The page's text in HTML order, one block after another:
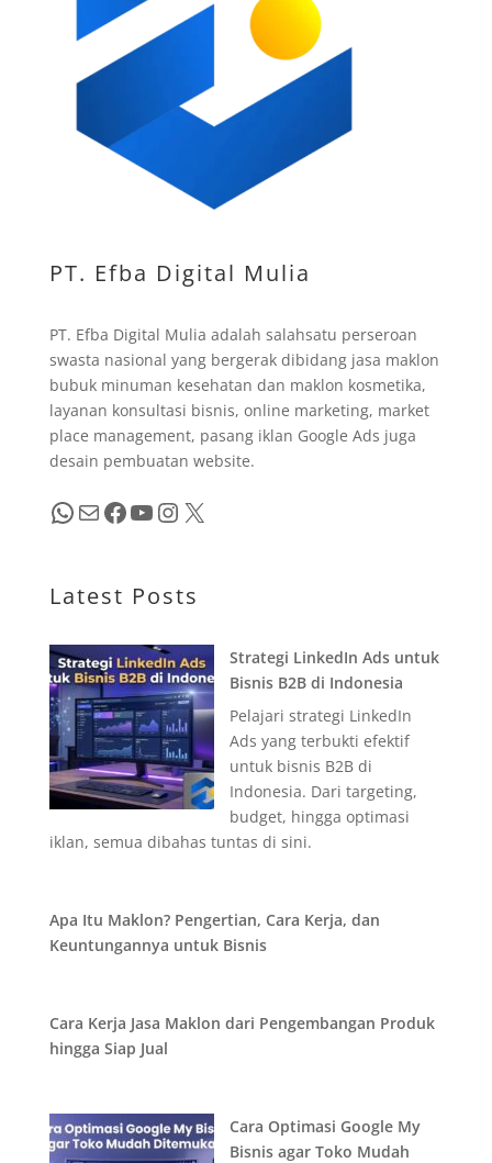
PT. Efba Digital Mulia
PT. Efba Digital Mulia adalah salahsatu perseroan
swasta nasional yang bergerak dibidang jasa maklon
bubuk minuman kesehatan dan maklon kosmetika,
layanan konsultasi bisnis, online marketing, market
place management, pasang iklan Google Ads juga
desain pembuatan website.
WhatsApp Mail Facebook YouTube InstagramX
Latest Posts
Strategi LinkedIn Ads untuk
Bisnis B2B di Indonesia
Pelajari strategi LinkedIn
Ads yang terbukti efektif
untuk bisnis B2B di
Indonesia. Dari targeting,
budget, hingga optimasi
iklan, semua dibahas tuntas di sini.
Apa Itu Maklon? Pengertian, Cara Kerja, dan
Keuntungannya untuk Bisnis
Cara Kerja Jasa Maklon dari Pengembangan Produk
hingga Siap Jual
Cara Optimasi Google My
Bisnis agar Toko Mudah